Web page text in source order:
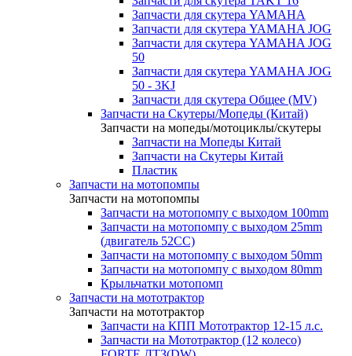
Запчасти для скутера YAMAHA
Запчасти для скутера YAMAHA JOG
Запчасти для скутера YAMAHA JOG
50
Запчасти для скутера YAMAHA JOG
50 - 3KJ
Запчасти для скутера Общее (MV)
Запчасти на Скутеры/Мопеды (Китай)
Запчасти на мопеды/мотоциклы/скутеры
Запчасти на Мопеды Китай
Запчасти на Скутеры Китай
Пластик
Запчасти на мотопомпы
Запчасти на мотопомпы
Запчасти на мотопомпу с выходом 100mm
Запчасти на мотопомпу с выходом 25mm
(двигатель 52CC)
Запчасти на мотопомпу с выходом 50mm
Запчасти на мотопомпу с выходом 80mm
Крыльчатки мотопомп
Запчасти на мототрактор
Запчасти на мототрактор
Запчасти на КПП Мототрактор 12-15 л.с.
Запчасти на Мототрактор (12 колесо)